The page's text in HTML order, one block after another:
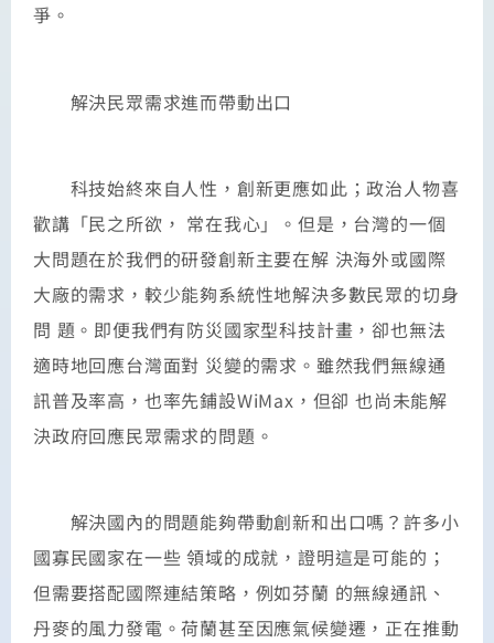
爭。
解決民眾需求進而帶動出口
科技始終來自人性，創新更應如此；政治人物喜
歡講「民之所欲， 常在我心」。但是，台灣的一個
大問題在於我們的研發創新主要在解 決海外或國際
大廠的需求，較少能夠系統性地解決多數民眾的切身
問 題。即便我們有防災國家型科技計畫，卻也無法
適時地回應台灣面對 災變的需求。雖然我們無線通
訊普及率高，也率先鋪設WiMax，但卻 也尚未能解
決政府回應民眾需求的問題。
解決國內的問題能夠帶動創新和出口嗎？許多小
國寡民國家在一些 領域的成就，證明這是可能的；
但需要搭配國際連結策略，例如芬蘭 的無線通訊、
丹麥的風力發電。荷蘭甚至因應氣候變遷，正在推動